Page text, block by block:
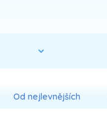
Od nejlevnějších